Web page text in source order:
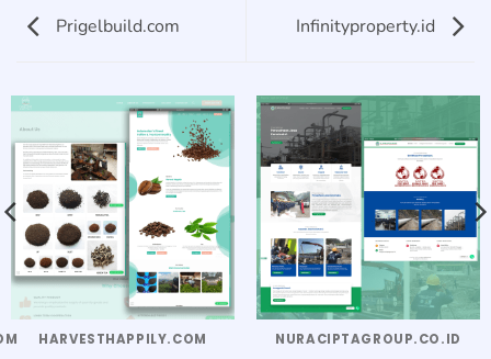
Prigelbuild.com Infinityproperty.id
HARVESTHAPPILY.COM NURACIPTAGROUP.CO.ID